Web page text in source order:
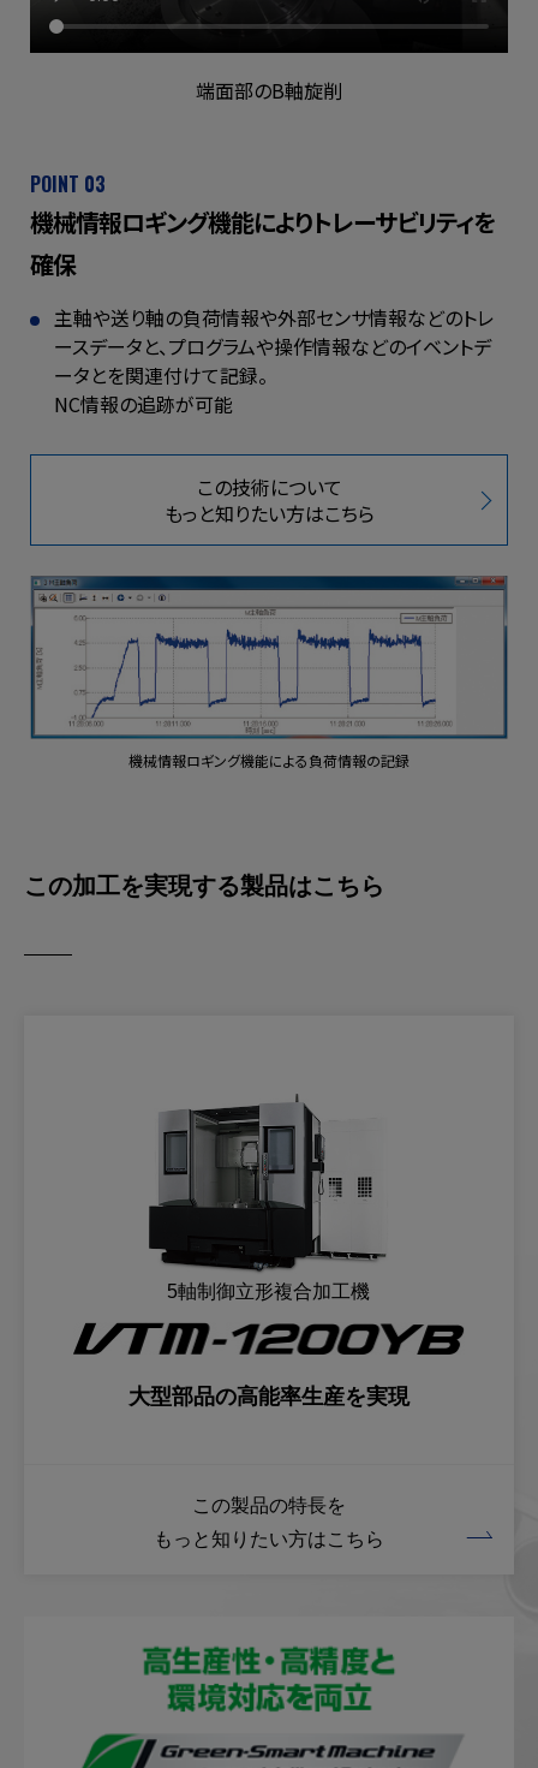
端面部のB軸旋削
POINT 03
機械情報ロギング機能によりトレーサビリティを
確保
主軸や送り軸の負荷情報や外部センサ情報などのトレ
ースデータと、プログラムや操作情報などのイベントデ
ータとを関連付けて記録。
NC情報の追跡が可能
この技術について
もっと知りたい方はこちら
機械情報ロギング機能による負荷情報の記録
この加工を実現する製品はこちら
5軸制御立形複合加工機
大型部品の高能率生産を実現
この製品の特長を
もっと知りたい方はこちら